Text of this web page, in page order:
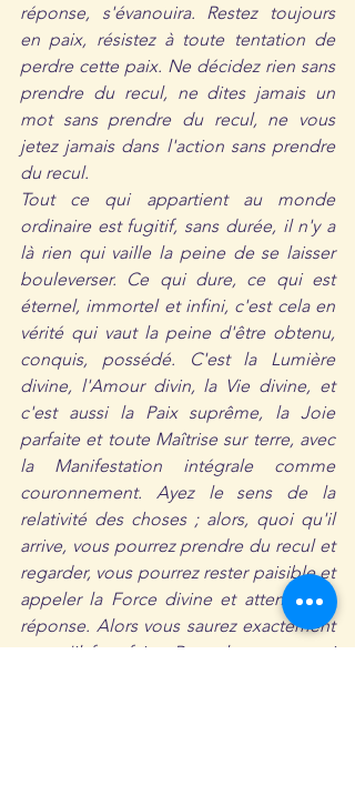
réponse, s'évanouira. Restez toujours
en paix, résistez à toute tentation de
perdre cette paix. Ne décidez rien sans
prendre du recul, ne dites jamais un
mot sans prendre du recul, ne vous
jetez jamais dans l'action sans prendre
du recul.
Tout ce qui appartient au monde
ordinaire est fugitif, sans durée, il n'y a
là rien qui vaille la peine de se laisser
bouleverser. Ce qui dure, ce qui est
éternel, immortel et infini, c'est cela en
vérité qui vaut la peine d'être obtenu,
conquis, possédé. C'est la Lumière
divine, l'Amour divin, la Vie divine, et
c'est aussi la Paix suprême, la Joie
parfaite et toute Maîtrise sur terre, avec
la Manifestation intégrale comme
couronnement. Ayez le sens de la
relativité des choses ; alors, quoi qu'il
arrive, vous pourrez prendre du recul et
regarder, vous pourrez rester paisible et
appeler la Force divine et attendre sa
réponse. Alors vous saurez exactement
ce qu'il faut faire. Rappelez-vous aussi